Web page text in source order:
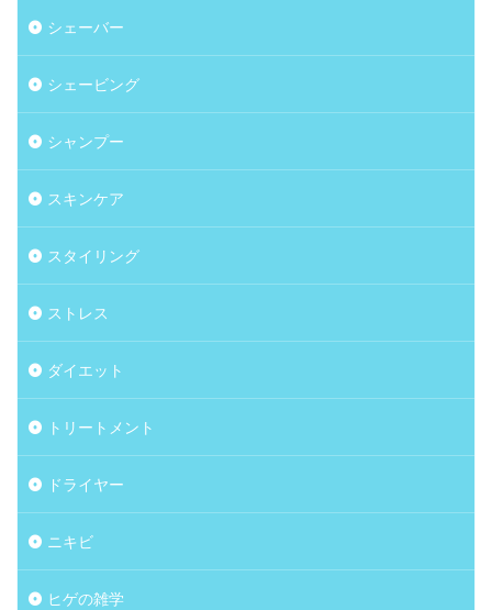
シェーバー
シェービング
シャンプー
スキンケア
スタイリング
ストレス
ダイエット
トリートメント
ドライヤー
ニキビ
ヒゲの雑学